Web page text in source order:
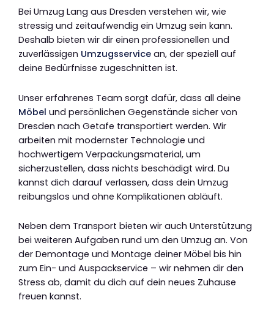
Bei Umzug Lang aus Dresden verstehen wir, wie
stressig und zeitaufwendig ein Umzug sein kann.
Deshalb bieten wir dir einen professionellen und
zuverlässigen Umzugsservice an, der speziell auf
deine Bedürfnisse zugeschnitten ist.
Unser erfahrenes Team sorgt dafür, dass all deine
Möbel und persönlichen Gegenstände sicher von
Dresden nach Getafe transportiert werden. Wir
arbeiten mit modernster Technologie und
hochwertigem Verpackungsmaterial, um
sicherzustellen, dass nichts beschädigt wird. Du
kannst dich darauf verlassen, dass dein Umzug
reibungslos und ohne Komplikationen abläuft.
Neben dem Transport bieten wir auch Unterstützung
bei weiteren Aufgaben rund um den Umzug an. Von
der Demontage und Montage deiner Möbel bis hin
zum Ein- und Auspackservice – wir nehmen dir den
Stress ab, damit du dich auf dein neues Zuhause
freuen kannst.